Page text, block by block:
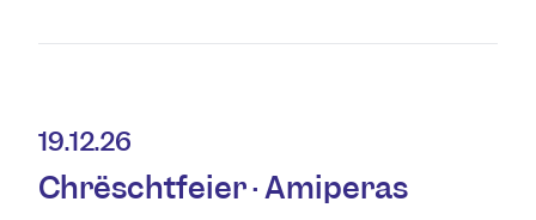
19.12.26
Chrëschtfeier · Amiperas